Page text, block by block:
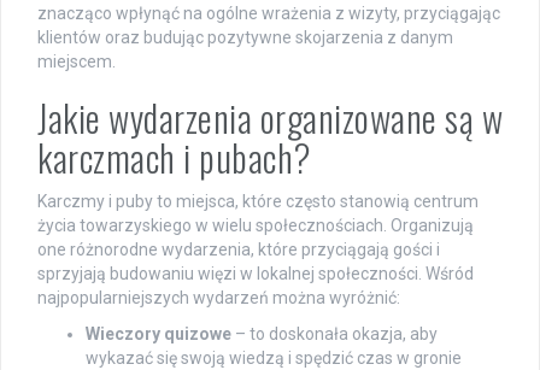
znacząco wpłynąć na ogólne wrażenia z wizyty, przyciągając
klientów oraz budując pozytywne skojarzenia z danym
miejscem.
Jakie wydarzenia organizowane są w
karczmach i pubach?
Karczmy i puby to miejsca, które często stanowią centrum
życia towarzyskiego w wielu społecznościach. Organizują
one różnorodne wydarzenia, które przyciągają gości i
sprzyjają budowaniu więzi w lokalnej społeczności. Wśród
najpopularniejszych wydarzeń można wyróżnić:
Wieczory quizowe – to doskonała okazja, aby
wykazać się swoją wiedzą i spędzić czas w gronie